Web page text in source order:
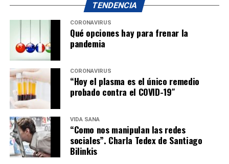
TENDENCIA
CORONAVIRUS
Qué opciones hay para frenar la
pandemia
CORONAVIRUS
“Hoy el plasma es el único remedio
probado contra el COVID-19″
VIDA SANA
“Como nos manipulan las redes
sociales”. Charla Tedex de Santiago
Bilinkis